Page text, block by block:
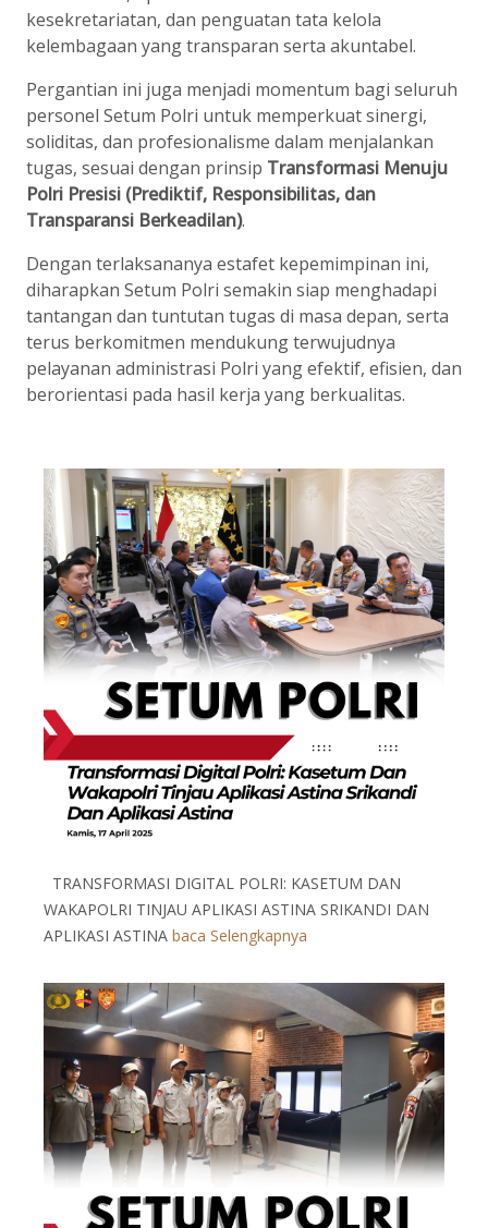
kesekretariatan, dan penguatan tata kelola
kelembagaan yang transparan serta akuntabel.
Pergantian ini juga menjadi momentum bagi seluruh
personel Setum Polri untuk memperkuat sinergi,
soliditas, dan profesionalisme dalam menjalankan
tugas, sesuai dengan prinsip Transformasi Menuju
Polri Presisi (Prediktif, Responsibilitas, dan
Transparansi Berkeadilan).
Dengan terlaksananya estafet kepemimpinan ini,
diharapkan Setum Polri semakin siap menghadapi
tantangan dan tuntutan tugas di masa depan, serta
terus berkomitmen mendukung terwujudnya
pelayanan administrasi Polri yang efektif, efisien, dan
berorientasi pada hasil kerja yang berkualitas.
TRANSFORMASI DIGITAL POLRI: KASETUM DAN
WAKAPOLRI TINJAU APLIKASI ASTINA SRIKANDI DAN
APLIKASI ASTINA baca Selengkapnya